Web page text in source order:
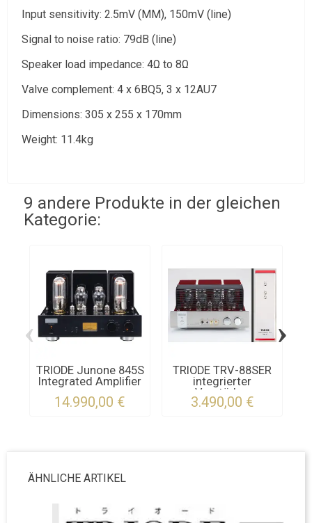
Input sensitivity: 2.5mV (MM), 150mV (line)
Signal to noise ratio: 79dB (line)
Speaker load impedance: 4Ω to 8Ω
Valve complement: 4 x 6BQ5, 3 x 12AU7
Dimensions: 305 x 255 x 170mm
Weight: 11.4kg
9 andere Produkte in der gleichen
Kategorie:
TRIODE Junone 845S
Integrated Amplifier
14.990,00 €
TRIODE TRV-88SER
integrierter
Verstärker
3.490,00 €
‹ ›
ÄHNLICHE ARTIKEL